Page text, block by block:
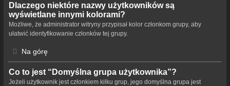
Dlaczego niektóre nazwy użytkowników są
wyświetlane innymi kolorami?
Możliwe, że administrator witryny przypisał kolor członkom grupy, aby
ułatwić identyfikowanie członków tej grupy.
Na górę
Co to jest “Domyślna grupa użytkownika”?
Jeżeli użytkownik jest członkiem kilku grup, jego domyślna grupa jest